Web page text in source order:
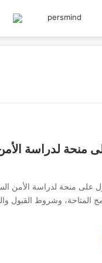
منحة لدراسة
على منحة لدراسة الأمن
المتاحة، وشروط القبول